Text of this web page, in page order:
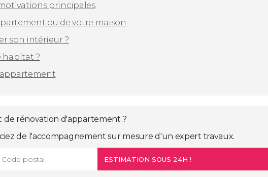
principales
ou de votre maison
son intérieur ?
habitat ?
appartement
de rénovation d'appartement ?
de l'accompagnement sur mesure d'un expert travaux.
ESTIMATION SOUS 24H !